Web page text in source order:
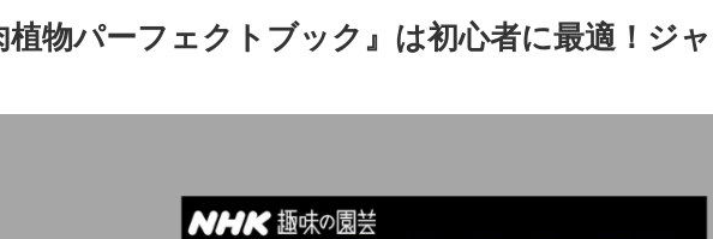
植物パーフェクトブック』は初心者に最適！ジ